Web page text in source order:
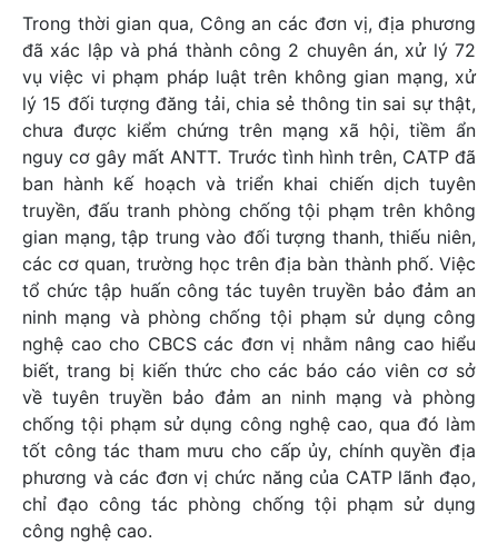
Trong thời gian qua, Công an các đơn vị, địa phương
đã xác lập và phá thành công 2 chuyên án, xử lý 72
vụ việc vi phạm pháp luật trên không gian mạng, xử
lý 15 đối tượng đăng tải, chia sẻ thông tin sai sự thật,
chưa được kiểm chứng trên mạng xã hội, tiềm ẩn
nguy cơ gây mất ANTT. Trước tình hình trên, CATP đã
ban hành kế hoạch và triển khai chiến dịch tuyên
truyền, đấu tranh phòng chống tội phạm trên không
gian mạng, tập trung vào đối tượng thanh, thiếu niên,
các cơ quan, trường học trên địa bàn thành phố. Việc
tổ chức tập huấn công tác tuyên truyền bảo đảm an
ninh mạng và phòng chống tội phạm sử dụng công
nghệ cao cho CBCS các đơn vị nhằm nâng cao hiểu
biết, trang bị kiến thức cho các báo cáo viên cơ sở
về tuyên truyền bảo đảm an ninh mạng và phòng
chống tội phạm sử dụng công nghệ cao, qua đó làm
tốt công tác tham mưu cho cấp ủy, chính quyền địa
phương và các đơn vị chức năng của CATP lãnh đạo,
chỉ đạo công tác phòng chống tội phạm sử dụng
công nghệ cao.